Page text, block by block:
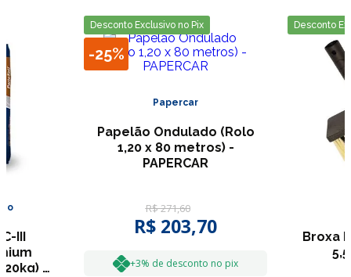
III
-
Desconto Exclusivo no Pix
-25%
Papercar
Papelão Ondulado (Rolo
1,20 x 80 metros) -
PAPERCAR
R$271,60
R$ 203,70
+3% de desconto no pix
Desconto
Broxa